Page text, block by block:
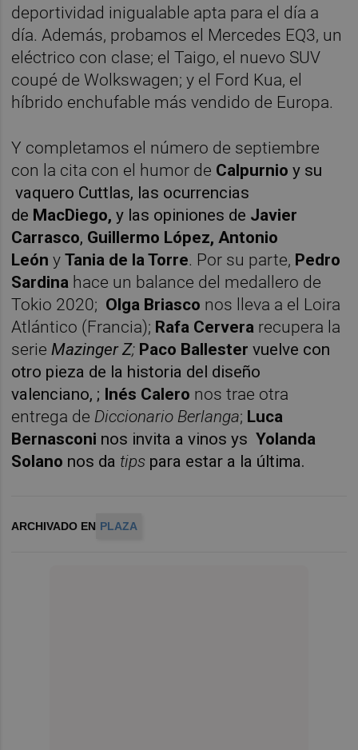
deportividad inigualable apta para el día a
día. Además, probamos el Mercedes EQ3, un
eléctrico con clase; el Taigo, el nuevo SUV
coupé de Wolkswagen; y el Ford Kua, el
híbrido enchufable más vendido de Europa.
Y completamos el número de septiembre
con la cita con el humor de Calpurnio y su
vaquero Cuttlas, las ocurrencias
de MacDiego, y las opiniones de Javier
Carrasco, Guillermo López,Antonio
León y Tania de la Torre. Por su parte, Pedro
Sardina hace un balance del medallero de
Tokio 2020; Olga Briasco nos lleva a el Loira
Atlántico (Francia); Rafa Cervera recupera la
serie Mazinger Z; Paco Ballester vuelve con
otro pieza de la historia del diseño
valenciano, ; Inés Calero nos trae otra
entrega de Diccionario Berlanga; Luca
Bernasconi nos invita a vinos ysYolanda
Solano nos da tips para estar a la última.
ARCHIVADO EN PLAZA